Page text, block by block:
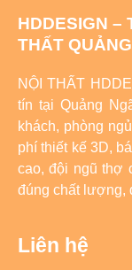
HDDESIGN –
THẤT
NỘI THẤT
tín tại Quảng
khách, phòng
phí thiết kế 3D,
cao, đội ngũ thợ
đúng chất lượng,
Liên hệ